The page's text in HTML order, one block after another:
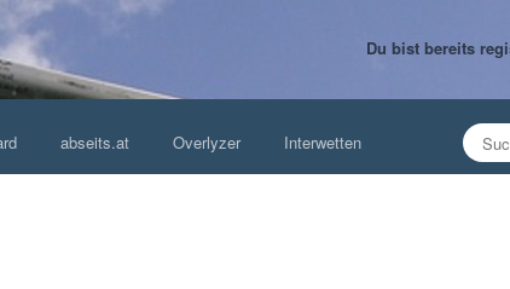
Du bist bereits
abseits.at Overlyzer Interwetten